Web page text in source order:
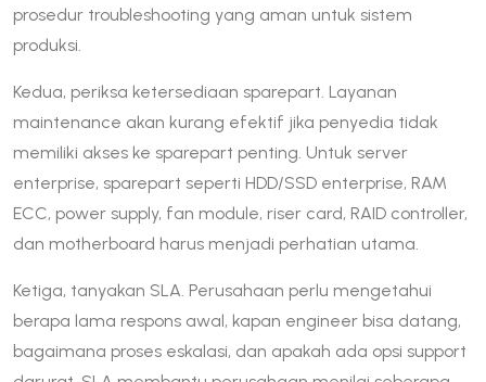
prosedur troubleshooting yang aman untuk sistem
produksi.
Kedua, periksa ketersediaan sparepart. Layanan
maintenance akan kurang efektif jika penyedia tidak
memiliki akses ke sparepart penting. Untuk server
enterprise, sparepart seperti HDD/SSD enterprise, RAM
ECC, power supply, fan module, riser card, RAID controller,
dan motherboard harus menjadi perhatian utama.
Ketiga, tanyakan SLA. Perusahaan perlu mengetahui
berapa lama respons awal, kapan engineer bisa datang,
bagaimana proses eskalasi, dan apakah ada opsi support